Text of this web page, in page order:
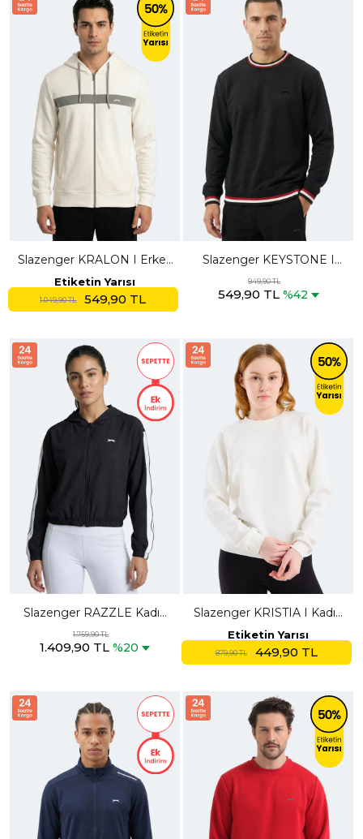
Slazenger KRALON I Erkek
Kapüşonlu Cepli Ekru
Sweatshırt
Etiketin Yarısı
1.049,90 TL 549,90 TL
Slazenger KEYSTONE I
Erkek Siyah Sweatshırt
949,90 TL
549,90 TL %42
Slazenger RAZZLE Kadın
Fermuarlı Kapüşonlu Cepli
Siyah Sweatshırt
1.759,90 TL
1.409,90 TL %20
Slazenger KRISTIA I Kadın
Ekru Sweatshırt
Etiketin Yarısı
879,90 TL 449,90 TL